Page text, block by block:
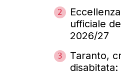
2
ufficiale
2026/27
3
Taranto,